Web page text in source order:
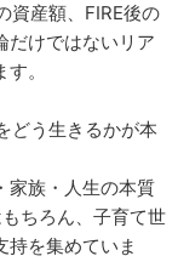
資産額、FIRE後の
だけではないリア
。
どう生きるかが本
家族・人生の本質
ちろん、子育て世
持を集めていま